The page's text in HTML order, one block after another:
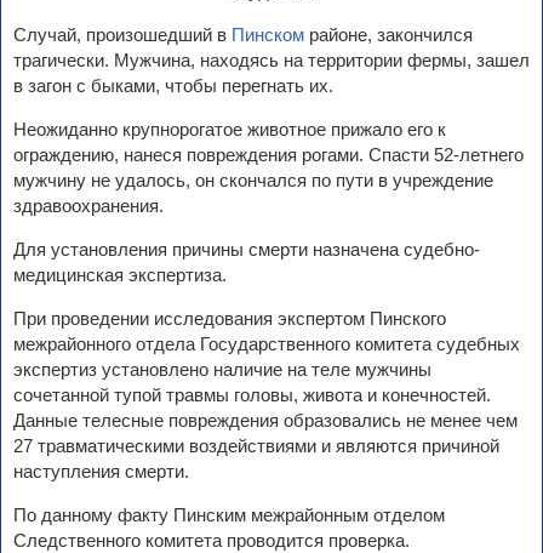
Случай, произошедший в Пинском районе, закончился
трагически. Мужчина, находясь на территории фермы, зашел
в загон с быками, чтобы перегнать их.
Неожиданно крупнорогатое животное прижало его к
ограждению, нанеся повреждения рогами. Спасти 52-летнего
мужчину не удалось, он скончался по пути в учреждение
здравоохранения.
Для установления причины смерти назначена судебно-
медицинская экспертиза.
При проведении исследования экспертом Пинского
межрайонного отдела Государственного комитета судебных
экспертиз установлено наличие на теле мужчины
сочетанной тупой травмы головы, живота и конечностей.
Данные телесные повреждения образовались не менее чем
27 травматическими воздействиями и являются причиной
наступления смерти.
По данному факту Пинским межрайонным отделом
Следственного комитета проводится проверка.